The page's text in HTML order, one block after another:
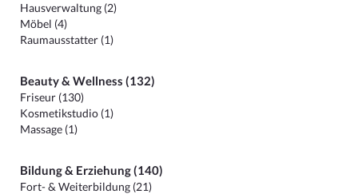
Hausverwaltung (2)
Möbel (4)
Raumausstatter (1)
Beauty & Wellness (132)
Friseur (130)
Kosmetikstudio (1)
Massage (1)
Bildung & Erziehung (140)
Fort- & Weiterbildung (21)